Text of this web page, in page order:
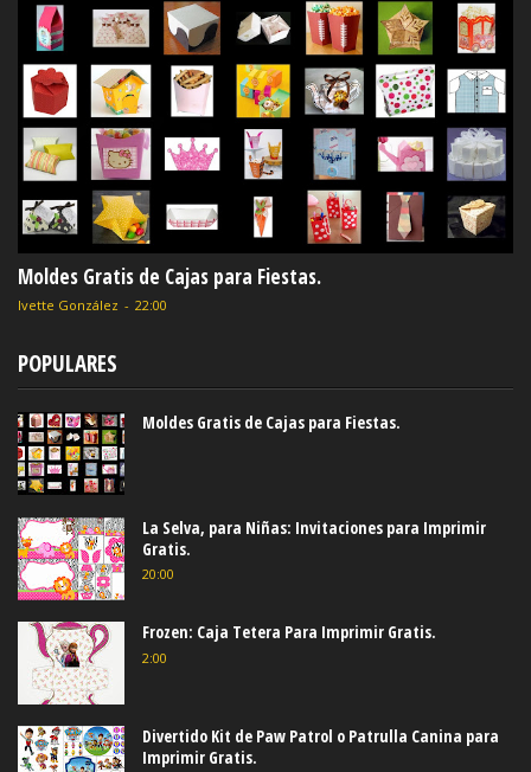
Moldes Gratis de Cajas para Fiestas.
Ivette González - 22:00
POPULARES
Moldes Gratis de Cajas para Fiestas.
La Selva, para Niñas: Invitaciones para Imprimir
Gratis.
20:00
Frozen: Caja Tetera Para Imprimir Gratis.
2:00
Divertido Kit de Paw Patrol o Patrulla Canina para
Imprimir Gratis.